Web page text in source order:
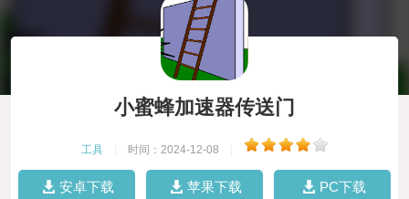
小蜜蜂加速器传送门
工具 时间：2024-12-08
安卓下载 苹果下载 PC下载